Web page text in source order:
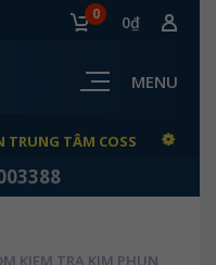
0 0₫
MENU
TRUNG TÂM COSS
KIEM TRA KIM PHUN